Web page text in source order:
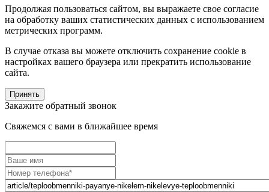
Продолжая пользоваться сайтом, вы выражаете свое согласие
на обработку ваших статистических данных с использованием
метрических программ.
В случае отказа вы можете отключить сохранение cookie в
настройках вашего браузера или прекратить использование
сайта.
Принять
Закажите обратный звонок
Свяжемся с вами в ближайшее время